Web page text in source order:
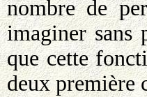
nombre de
imaginer sans
que cette
deux première